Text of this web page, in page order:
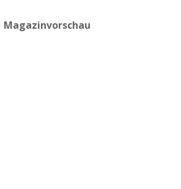
Magazinvorschau